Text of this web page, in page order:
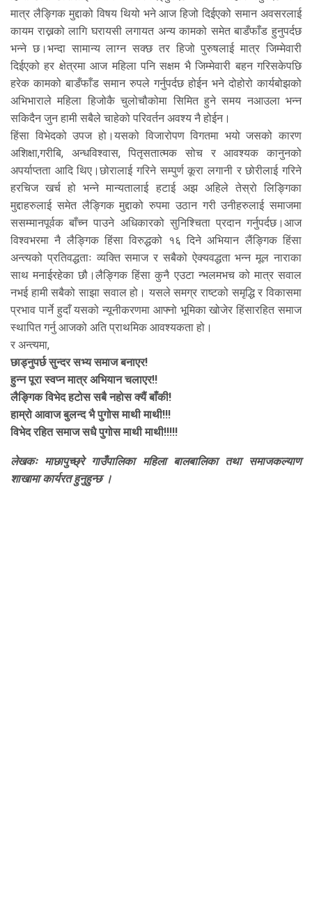
मात्र लैङ्गिक मुद्दाको विषय थियो भने आज हिजो दिईएको समान अवसरलाई
कायम राख्नको लागि घरायसी लगायत अन्य कामको समेत बाडँफाँड हुनुपर्दछ
भन्ने छ।भन्दा सामान्य लाग्न सक्छ तर हिजो पुरुषलाई मात्र जिम्मेवारी
दिईएको हर क्षेत्रमा आज महिला पनि सक्षम भै जिम्मेवारी बहन गरिसकेपछि
हरेक कामको बाडँफाँड समान रुपले गर्नुपर्दछ होईन भने दोहोरो कार्यबोझको
अभिभाराले महिला हिजोकै चुलोचौकोमा सिमित हुने समय नआउला भन्न
सकिदैन जुन हामी सबैले चाहेको परिवर्तन अवश्य नै होईन।
हिंसा विभेदको उपज हो।यसको विजारोपण विगतमा भयो जसको कारण
अशिक्षा,गरीबि, अन्धविश्वास, पितृसतात्मक सोच र आवश्यक कानुनको
अपर्याप्तता आदि थिए।छोरालाई गरिने सम्पुर्ण कूरा लगानी र छोरीलाई गरिने
हरचिज खर्च हो भन्ने मान्यतालाई हटाई अझ अहिले तेस्रो लिङ्गिका
मुद्दाहरुलाई समेत लैङ्गिक मुद्दाको रुपमा उठान गरी उनीहरुलाई समाजमा
ससम्मानपूर्वक बाँच्न पाउने अधिकारको सुनिश्चिता प्रदान गर्नुपर्दछ।आज
विश्वभरमा नै लैङ्गिक हिंसा विरुद्धको १६ दिने अभियान लैंङ्गिक हिंसा
अन्त्यको प्रतिवद्धताः व्यक्ति समाज र सबैको ऐक्यवद्धता भन्न मूल नाराका
साथ मनाईरहेका छौ।लैङ्गिक हिंसा कुनै एउटा न्भलमभच को मात्र सवाल
नभई हामी सबैको साझा सवाल हो। यसले समग्र राष्टको समृद्धि र विकासमा
प्रभाव पार्ने हुदाँ यसको न्यूनीकरणमा आफ्नो भूमिका खोजेर हिंसारहित समाज
स्थापित गर्नु आजको अति प्राथमिक आवश्यकता हो।
र अन्त्यमा,
छाड्नुपर्छ सुन्दर सभ्य समाज बनाएर!
हुन्न पूरा स्वप्न मात्र अभियान चलाएर!!
लैङ्गिक विभेद हटोस सबै नहोस क्यैं बाँकी!
हाम्रो आवाज बुलन्द भै पुगोस माथी माथी!!!
विभेद रहित समाज सधै पुगोस माथी माथी!!!!!
लेखकः माछापुच्छ्रे गाउँपालिका महिला बालबालिका तथा समाजकल्याण
शाखामा कार्यरत हुनुहुन्छ ।